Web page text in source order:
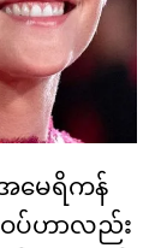
မေရိကန်
ဝပ်ဟာလည်း